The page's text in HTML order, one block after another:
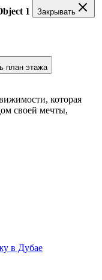
1 Закрывать
план этажа
которая
своей мечты,
в Дубае